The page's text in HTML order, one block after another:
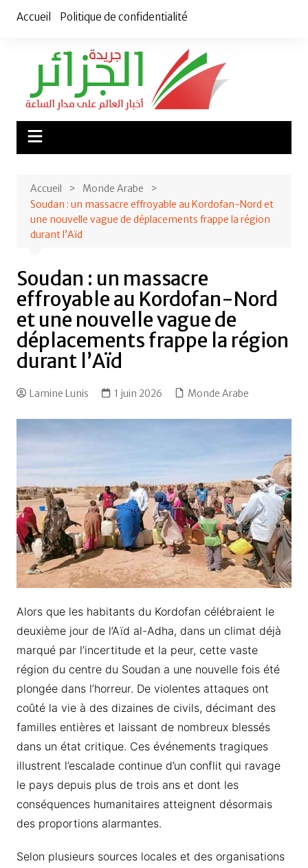
Accueil Politique de confidentialité
Accueil
Monde Arabe
Soudan : un massacre effroyable au Kordofan-Nord et
une nouvelle vague de déplacements frappe la région
durant l’Aïd
Soudan : un massacre
effroyable au Kordofan-Nord
et une nouvelle vague de
déplacements frappe la région
durant l’Aïd
Lamine Lunis 1 juin 2026 Monde Arabe
Alors que les habitants du Kordofan célébraient le
deuxième jour de l’Aïd al-Adha, dans un climat déjà
marqué par l’incertitude et la peur, cette vaste
région du centre du Soudan a une nouvelle fois été
plongée dans l’horreur. De violentes attaques ont
coûté la vie à des dizaines de civils, décimant des
familles entières et laissant de nombreux blessés
dans un état critique. Ces événements tragiques
illustrent l’escalade continue d’un conflit qui ravage
le pays depuis plus de trois ans et dont les
conséquences humanitaires atteignent désormais
des proportions alarmantes.
Selon plusieurs sources locales et des organisations